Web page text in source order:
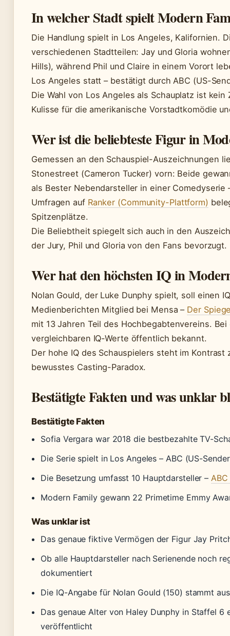
In welcher Stadt spielt Modern
Die Handlung spielt in Los Angeles, Kalifornien.
verschiedenen Stadtteilen: Jay und Gloria
Hills), während Phil und Claire in einem Vorort
Los Angeles statt – bestätigt durch ABC (US-
Die Wahl von Los Angeles als Schauplatz ist
Kulisse für die amerikanische Vorstadtkomödie
Wer ist die beliebteste Figur in
Gemessen an den Schauspiel-Auszeichnungen
Stonestreet (Cameron Tucker) vorn: Beide
als Bester Nebendarsteller in einer Comedyserie
Umfragen auf Ranker (Community-Plattform)
Spitzenplätze.
Die Beliebtheit spiegelt sich auch in den
der Jury, Phil und Gloria von den Fans bevorzugt.
Wer hat den höchsten IQ in
Nolan Gould, der Luke Dunphy spielt, soll einen
Medienberichten Mitglied bei Mensa – Der
mit 13 Jahren Teil des Hochbegabtenvereins.
vergleichbaren IQ-Werte öffentlich bekannt.
Der hohe IQ des Schauspielers steht im Kontrast
bewusstes Casting-Paradox.
Bestätigte Fakten und was unklar
Bestätigte Fakten
Sofia Vergara war 2018 die bestbezahlte TV-
Die Serie spielt in Los Angeles – ABC (US-
Die Besetzung umfasst 10 Hauptdarsteller –
Modern Family gewann 22 Primetime Emmy
Was unklar ist
Das genaue fiktive Vermögen der Figur Jay
Ob alle Hauptdarsteller nach Serienende noch
dokumentiert
Die IQ-Angabe für Nolan Gould (150) stammt
Das genaue Alter von Haley Dunphy in Staffel
veröffentlicht